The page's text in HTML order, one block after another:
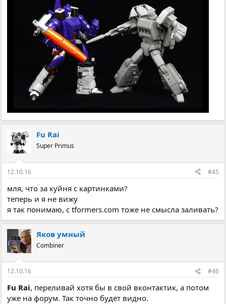
Fu Rai
Super Primus
12.10.16 #45
мля, что за куйня с картинками?
теперь и я не вижу
я так понимаю, с tformers.com тоже не смысла заливать?
Яков умный
Combiner
12.10.16 #46
Fu Rai, переливай хотя бы в свой вконтактик, а потом
уже на форум. Так точно будет видно.